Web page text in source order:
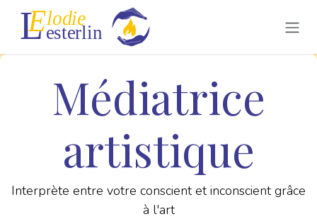
Se rendre au contenu
Médiatrice
artistique
Interprète entre votre conscient et inconscient grâce
à l'art